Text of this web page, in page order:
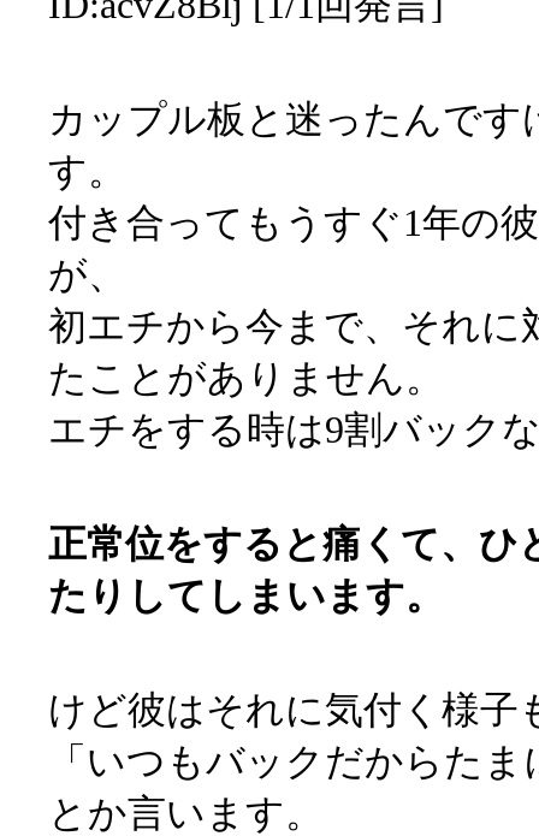
カップル板と迷ったんで
す。
付き合ってもうすぐ1年の
が、
初エチから今まで、それに
たことがありません。
エチをする時は9割バック
正常位をすると痛くて、ひ
たりしてしまいます。
けど彼はそれに気付く様子
「いつもバックだからた
とか言います。